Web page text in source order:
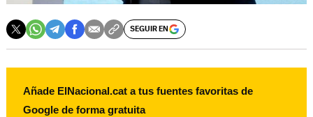
SEGUIR EN
Añade ElNacional.cat a tus fuentes favoritas de
Google de forma gratuita